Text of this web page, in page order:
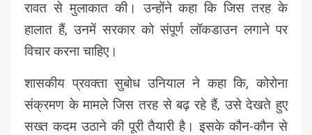
रावत से मुलाकात की। उन्होंने कहा कि जिस तरह के
हालात हैं, उनमें सरकार को संपूर्ण लॉकडाउन लगाने पर
विचार करना चाहिए।
शासकीय प्रवक्ता सुबोध उनियाल ने कहा कि, कोरोना
संक्रमण के मामले जिस तरह से बढ़ रहे हैं, उसे देखते हुए
सख्त कदम उठाने की पूरी तैयारी है। इसके कौन-कौन से